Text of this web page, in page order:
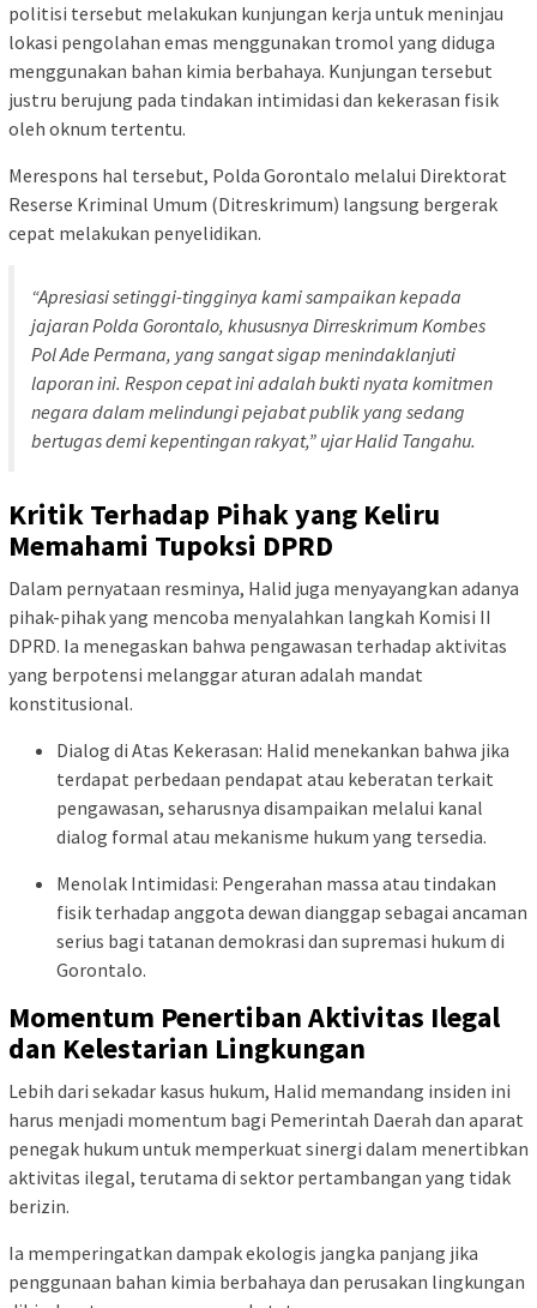
politisi tersebut melakukan kunjungan kerja untuk meninjau
lokasi pengolahan emas menggunakan tromol yang diduga
menggunakan bahan kimia berbahaya. Kunjungan tersebut
justru berujung pada tindakan intimidasi dan kekerasan fisik
oleh oknum tertentu.
Merespons hal tersebut, Polda Gorontalo melalui Direktorat
Reserse Kriminal Umum (Ditreskrimum) langsung bergerak
cepat melakukan penyelidikan.
“Apresiasi setinggi-tingginya kami sampaikan kepada
jajaran Polda Gorontalo, khususnya Dirreskrimum Kombes
Pol Ade Permana, yang sangat sigap menindaklanjuti
laporan ini. Respon cepat ini adalah bukti nyata komitmen
negara dalam melindungi pejabat publik yang sedang
bertugas demi kepentingan rakyat,” ujar Halid Tangahu.
Kritik Terhadap Pihak yang Keliru
Memahami Tupoksi DPRD
Dalam pernyataan resminya, Halid juga menyayangkan adanya
pihak-pihak yang mencoba menyalahkan langkah Komisi II
DPRD. Ia menegaskan bahwa pengawasan terhadap aktivitas
yang berpotensi melanggar aturan adalah mandat
konstitusional.
Dialog di Atas Kekerasan: Halid menekankan bahwa jika
terdapat perbedaan pendapat atau keberatan terkait
pengawasan, seharusnya disampaikan melalui kanal
dialog formal atau mekanisme hukum yang tersedia.
Menolak Intimidasi: Pengerahan massa atau tindakan
fisik terhadap anggota dewan dianggap sebagai ancaman
serius bagi tatanan demokrasi dan supremasi hukum di
Gorontalo.
Momentum Penertiban Aktivitas Ilegal
dan Kelestarian Lingkungan
Lebih dari sekadar kasus hukum, Halid memandang insiden ini
harus menjadi momentum bagi Pemerintah Daerah dan aparat
penegak hukum untuk memperkuat sinergi dalam menertibkan
aktivitas ilegal, terutama di sektor pertambangan yang tidak
berizin.
Ia memperingatkan dampak ekologis jangka panjang jika
penggunaan bahan kimia berbahaya dan perusakan lingkungan